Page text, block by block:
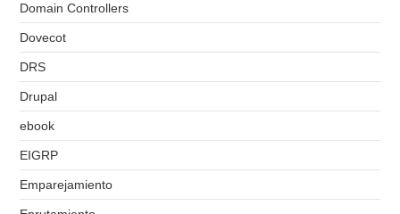
Domain Controllers
Dovecot
DRS
Drupal
ebook
EIGRP
Emparejamiento